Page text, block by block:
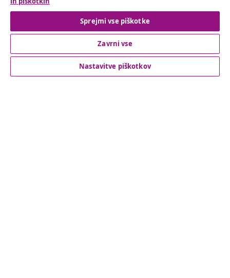
Oddaj zahtevek za odstop od naročila.
Odstop od pogodbe
Podpora za stranke
Sprejmi vse piškotke
Zavrni vse
Nastavitve piškotkov